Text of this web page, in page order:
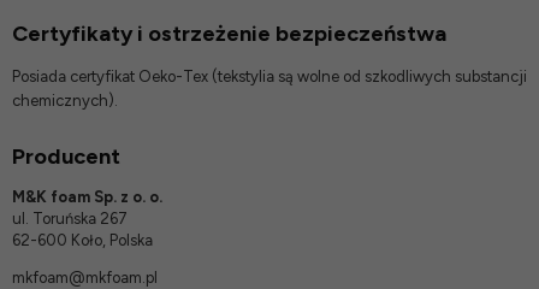
Certyfikaty i ostrzeżenie bezpieczeństwa
Posiada certyfikat Oeko-Tex (tekstylia są wolne od szkodliwych substancji
chemicznych).
Producent
M&K foam Sp. z o. o.
ul. Toruńska 267
62-600 Koło, Polska
mkfoam@mkfoam.pl